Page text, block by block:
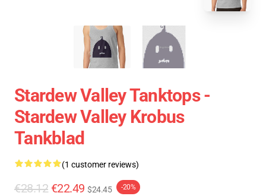
Stardew Valley Tanktops -
Stardew Valley Krobus
Tankblad
(1 customer reviews)
€28.12 €22.49 $24.45 -20%